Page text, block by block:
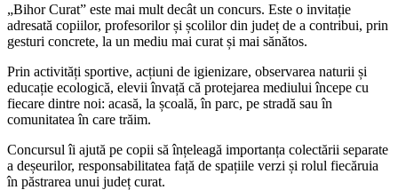
„Bihor Curat” este mai mult decât un concurs. Este o invitație
adresată copiilor, profesorilor și școlilor din județ de a contribui, prin
gesturi concrete, la un mediu mai curat și mai sănătos.
Prin activități sportive, acțiuni de igienizare, observarea naturii și
educație ecologică, elevii învață că protejarea mediului începe cu
fiecare dintre noi: acasă, la școală, în parc, pe stradă sau în
comunitatea în care trăim.
Concursul îi ajută pe copii să înțeleagă importanța colectării separate
a deșeurilor, responsabilitatea față de spațiile verzi și rolul fiecăruia
în păstrarea unui județ curat.